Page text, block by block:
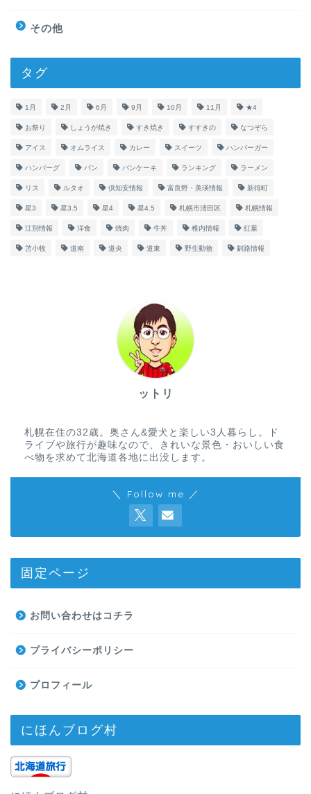
その他
タグ
1月 2月 6月 9月 10月 11月 ★4
お祭り しょうが焼き すき焼き すすきの なつぞら
アイス オムライス カレー スイーツ ハンバーガー
ハンバーグ パン パンケーキ ランキング ラーメン
リス ルタオ 倶知安情報 富良野・美瑛情報 新得町
星3 星3.5 星4 星4.5 札幌市清田区 札幌情報
江別情報 洋食 焼肉 牛丼 稚内情報 紅葉
苫小牧 道南 道央 道東 野生動物 釧路情報
ットリ
札幌在住の32歳。奥さん&愛犬と楽しい3人暮らし。ド
ライブや旅行が趣味なので、きれいな景色・おいしい食
べ物を求めて北海道各地に出没します。
＼ Follow me ／
固定ページ
お問い合わせはコチラ
プライバシーポリシー
プロフィール
にほんブログ村